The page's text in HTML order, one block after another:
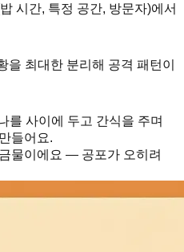
시간, 특정 공간, 방문자)에서
을 최대한 분리해 공격 패턴이
를 사이에 두고 간식을 주며
들어요.
물이에요 — 공포가 오히려